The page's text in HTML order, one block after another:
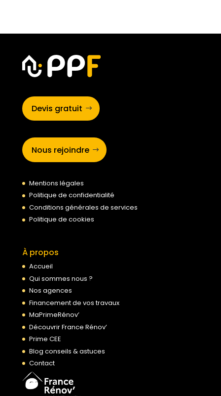
Devis gratuit
Nous rejoindre
Mentions légales
Politique de confidentialité
Conditions générales de services
Politique de cookies
À propos
Accueil
Qui sommes nous ?
Nos agences
Financement de vos travaux
MaPrimeRénov’
Découvrir France Rénov’
Prime CEE
Blog conseils & astuces
Contact